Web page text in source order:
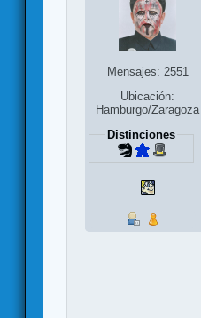
Mensajes: 2551
Ubicación:
Hamburgo/Zaragoza
Distinciones